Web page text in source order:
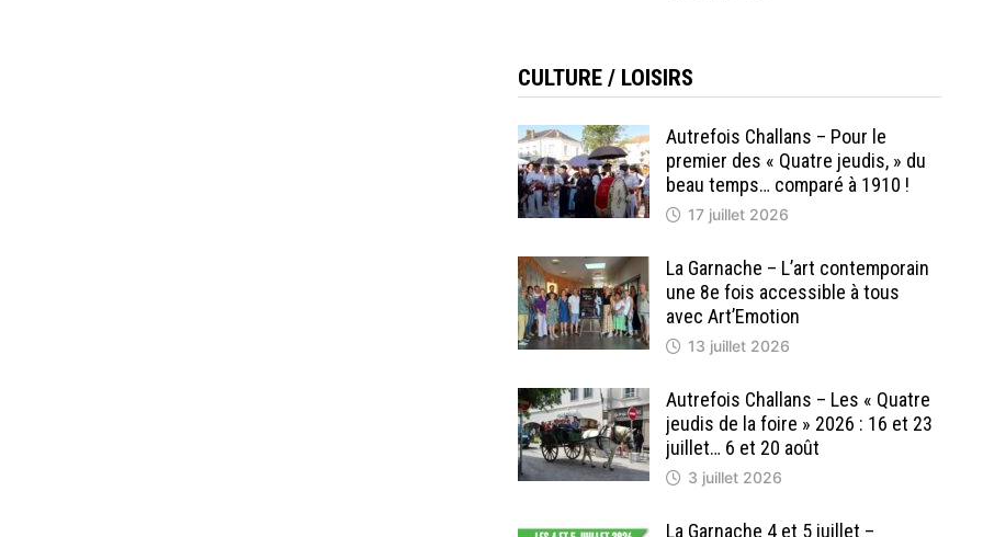
CULTURE / LOISIRS
Autrefois Challans – Pour le
premier des « Quatre jeudis, » du
beau temps… comparé à 1910 !
17 juillet 2026
La Garnache – L’art contemporain
une 8e fois accessible à tous
avec Art’Emotion
13 juillet 2026
Autrefois Challans – Les « Quatre
jeudis de la foire » 2026 : 16 et 23
juillet… 6 et 20 août
3 juillet 2026
La Garnache 4 et 5 juillet –